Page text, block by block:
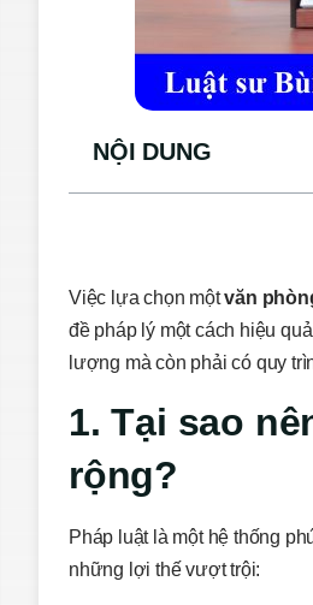
NỘI DUNG
Việc lựa chọn mộtvăn
đề pháp lý một cách hiệu
lượng mà còn phải có quy
1. Tại sao
rộng?
Pháp luật là một hệ thống
những lợi thế vượt trội: